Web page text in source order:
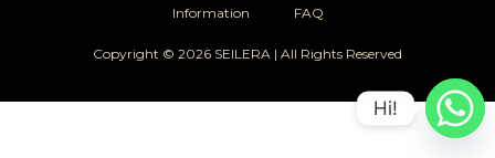
Information
FAQ
Copyright © 2026 SEILERA | All Rights Reserved
Hi!